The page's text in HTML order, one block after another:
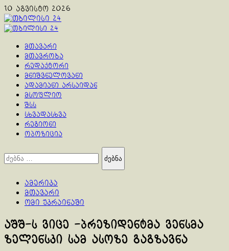
Skip
to
content
10 აგვისტო 2026
Primary
მთავარი
მთავრობა
რედაქტორი
მნიშვნელოვანი
ადამიანი არსაიდან
მსოფლიო
შსს
სხვადასხვა
რეგიონი
ოპოზიცია
ძებნა:
ამერიკა
მთავარი
ომი უკრაინაში
აშშ-ს ვიცე -პრეზიდენტმა ვენსმა
ზელენსკი სამ ასოზე გაგზავნა